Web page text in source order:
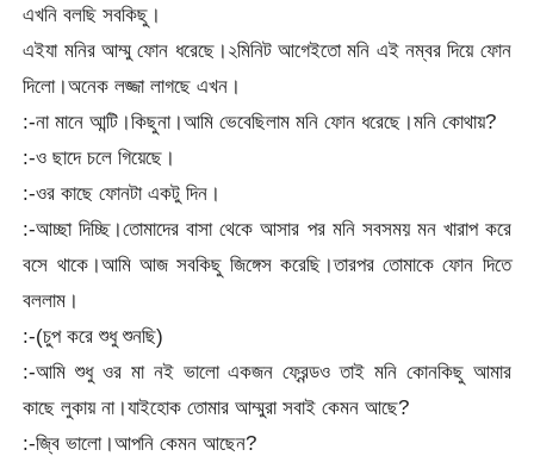
এখনি বলছি সবকিছু।
এইযা মনির আম্মু ফোন ধরেছে।২মিনিট আগেইতো মনি এই নম্বর দিয়ে ফোন
দিলো।অনেক লজ্জা লাগছে এখন।
:-না মানে আন্টি।কিছুনা।আমি ভেবেছিলাম মনি ফোন ধরেছে।মনি কোথায়?
:-ও ছাদে চলে গিয়েছে।
:-ওর কাছে ফোনটা একটু দিন।
:-আচ্ছা দিচ্ছি।তোমাদের বাসা থেকে আসার পর মনি সবসময় মন খারাপ করে
বসে থাকে।আমি আজ সবকিছু জিঙ্গেস করেছি।তারপর তোমাকে ফোন দিতে
বললাম।
:-(চুপ করে শুধু শুনছি)
:-আমি শুধু ওর মা নই ভালো একজন ফ্রেন্ডও তাই মনি কোনকিছু আমার
কাছে লুকায় না।যাইহোক তোমার আম্মুরা সবাই কেমন আছে?
:-জ্বি ভালো।আপনি কেমন আছেন?